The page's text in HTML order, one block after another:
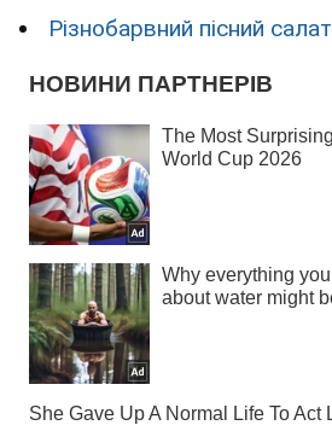
Різнобарвний пісний салат